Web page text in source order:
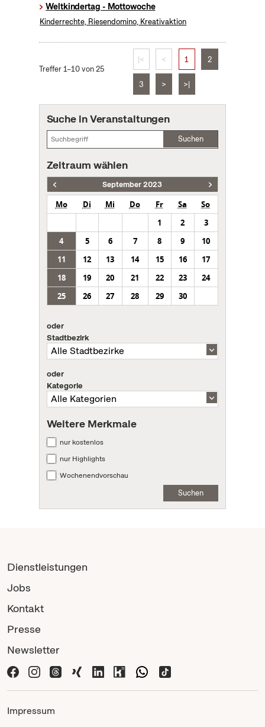
Weltkindertag - Mottowoche
Kinderrechte, Riesendomino, Kreativaktion
Treffer 1–10 von 25
|< < 1 2
3 > >|
Suche in Veranstaltungen
Suchen
Zeitraum wählen
September 2023
Mo Di Mi Do Fr Sa
So
1
2
3
4
5 6 7 8 9
10
11
12 13 14 15 16
17
18
19 20 21 22 23
24
25
26 27 28 29 30
oder
Stadtbezirk
oder
Kategorie
Weitere Merkmale
nur kostenlos
nur Highlights
Wochenendvorschau
Suchen
Dienstleistungen
Jobs
Kontakt
Presse
Newsletter
Impressum